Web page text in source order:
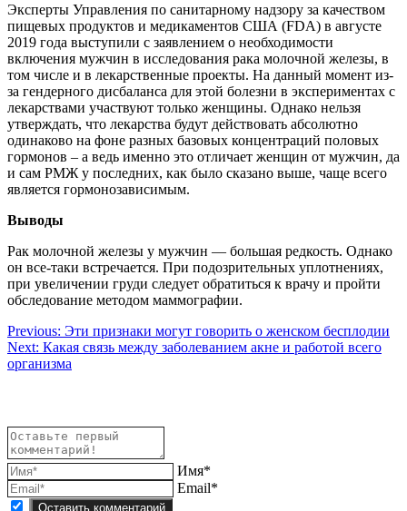
Эксперты Управления по санитарному надзору за качеством
пищевых продуктов и медикаментов США (FDA) в августе
2019 года выступили с заявлением о необходимости
включения мужчин в исследования рака молочной железы, в
том числе и в лекарственные проекты. На данный момент из-
за гендерного дисбаланса для этой болезни в экспериментах с
лекарствами участвуют только женщины. Однако нельзя
утверждать, что лекарства будут действовать абсолютно
одинаково на фоне разных базовых концентраций половых
гормонов – а ведь именно это отличает женщин от мужчин, да
и сам РМЖ у последних, как было сказано выше, чаще всего
является гормонозависимым.
Выводы
Рак молочной железы у мужчин — большая редкость. Однако
он все-таки встречается. При подозрительных уплотнениях,
при увеличении груди следует обратиться к врачу и пройти
обследование методом маммографии.
Навигация
по
Previous: Эти признаки могут говорить о женском бесплодии
Next: Какая связь между заболеванием акне и работой всего
организма
Имя*
Email*